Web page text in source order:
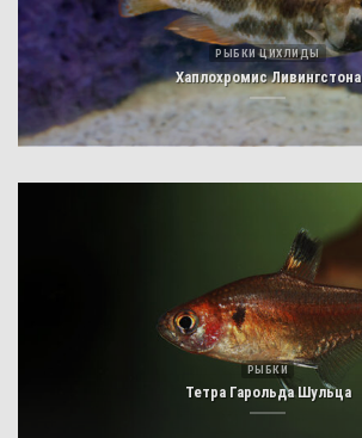
РЫБКИ ЦИХЛИДЫ
Хаплохромис Ливингстона
РЫБКИ
Тетра Гарольда Шульца